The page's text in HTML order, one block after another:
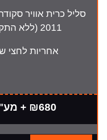
סליל כרית אוויר
2011 (ללא התקנה)
אחריות לחצי
₪680 + מע"מ